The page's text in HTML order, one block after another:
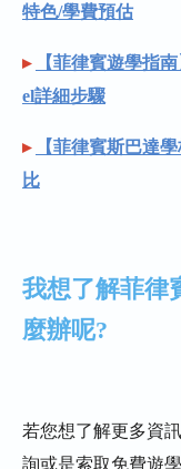
特色/學費預估
▸
【菲律賓遊學指
el詳細步驟
▸
【菲律賓斯巴達
比
我想了解菲律
麼辦呢?
若您想了解更多資
詢或是索取免費遊